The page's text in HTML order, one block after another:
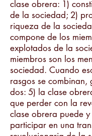
clase obrera: 1)
de la sociedad; 2)
riqueza de la
compone de los
explotados de la
miembros son los
sociedad. Cuando
rasgos se combinan,
dos: 5) la clase
que perder con la
clase obrera puede
participar en una